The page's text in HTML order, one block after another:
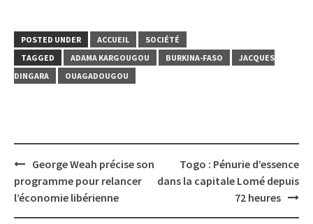
POSTED UNDER ACCUEIL
SOCIÉTÉ
TAGGED
ADAMA KARGOUGOU BURKINA-FASO
JACQUES
DINGARA
OUAGADOUGOU
Post
navigation
George Weah précise son
programme pour relancer
l’économie libérienne
Togo : Pénurie d’essence
dans la capitale Lomé depuis
72 heures